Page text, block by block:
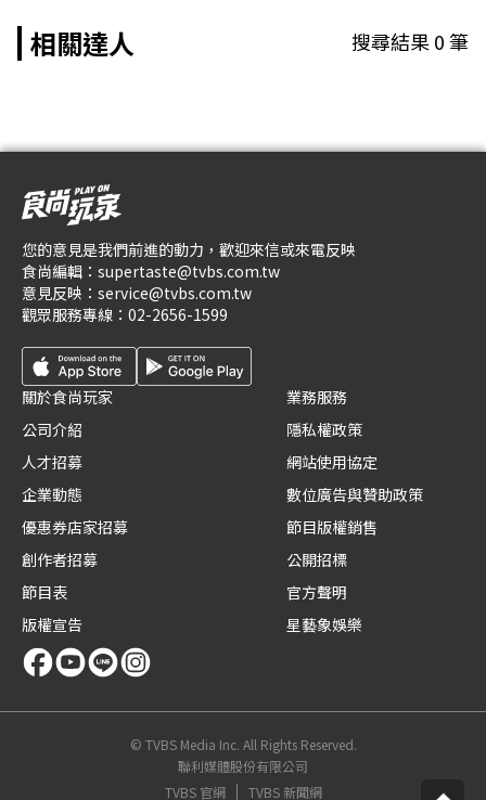
相關達人 搜尋結果0筆
您的意見是我們前進的動力，歡迎來信或來電反映
食尚編輯： supertaste@tvbs.com.tw
意見反映： service@tvbs.com.tw
觀眾服務專線： 02-2656-1599
關於食尚玩家
公司介紹
人才招募
企業動態
優惠券店家招募
創作者招募
節目表
版權宣告
業務服務
隱私權政策
網站使用協定
數位廣告與贊助政策
節目版權銷售
公開招標
官方聲明
星藝象娛樂
© TVBS Media Inc. All Rights Reserved.
聯利媒體股份有限公司
TVBS 官網
TVBS 新聞網